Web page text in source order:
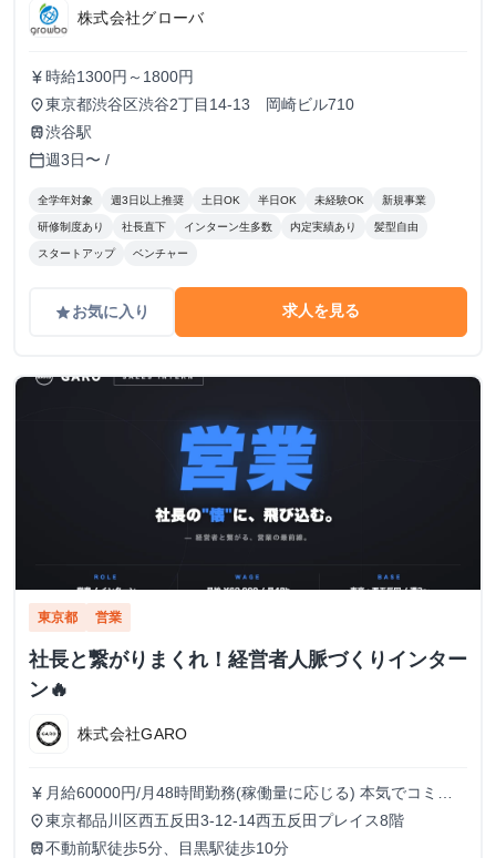
株式会社グローバ
currency_yen 時給1300円～1800円
place東京都渋谷区渋谷2丁目14-13 岡崎ビル710
train渋谷駅
calendar_today週3日〜 /
全学年対象 週3日以上推奨 土日OK 半日OK 未経験OK 新規事業
研修制度あり 社長直下 インターン生多数 内定実績あり 髪型自由
スタートアップ ベンチャー
gradeお気に入り 求人を見る
東京都 営業
社長と繋がりまくれ！経営者人脈づくりインター
ン🔥
株式会社GARO
currency_yen 月給60000円/月48時間勤務(稼働量に応じる) 本気でコミッ
トすれば、学生でも圧倒的な実績と報酬を得られる環境で
す！
place東京都品川区西五反田3-12-14西五反田プレイス8階
train不動前駅徒歩5分、目黒駅徒歩10分